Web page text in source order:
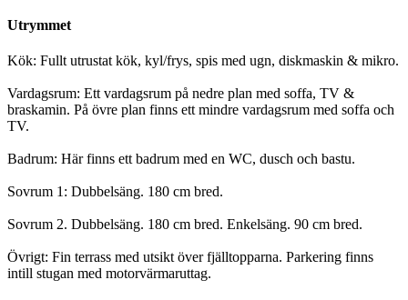
Utrymmet
Kök: Fullt utrustat kök, kyl/frys, spis med ugn, diskmaskin & mikro.
Vardagsrum: Ett vardagsrum på nedre plan med soffa, TV &
braskamin. På övre plan finns ett mindre vardagsrum med soffa och
TV.
Badrum: Här finns ett badrum med en WC, dusch och bastu.
Sovrum 1: Dubbelsäng. 180 cm bred.
Sovrum 2. Dubbelsäng. 180 cm bred. Enkelsäng. 90 cm bred.
Övrigt: Fin terrass med utsikt över fjälltopparna. Parkering finns
intill stugan med motorvärmaruttag.